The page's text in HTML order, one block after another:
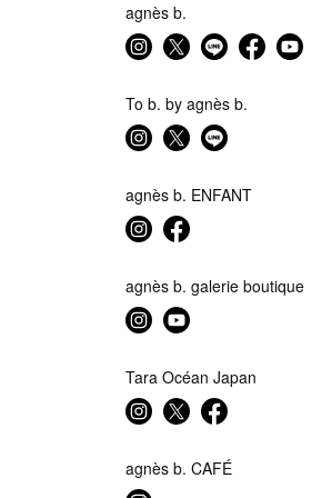
agnès b.
To b. by agnès b.
agnès b. ENFANT
agnès b. galerie boutique
Tara Océan Japan
agnès b. CAFÉ